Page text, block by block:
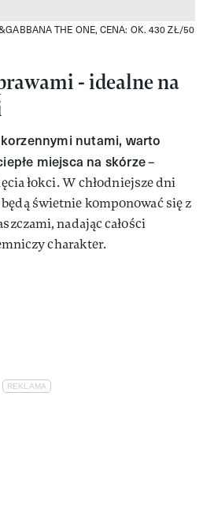
THE ONE, CENA: OK. 430 ZŁ/50
- idealne na
nutami, warto
miejsca na skórze–
łokci. W chłodniejsze dni
świetnie komponować się z
nadając całości
charakter.